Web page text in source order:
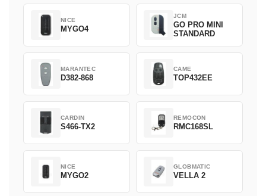
NICE
MYGO4
JCM
GO PRO MINI
STANDARD
MARANTEC
D382-868
CAME
TOP432EE
CARDIN
S466-TX2
REMOCON
RMC168SL
NICE
MYGO2
GLOBMATIC
VELLA 2